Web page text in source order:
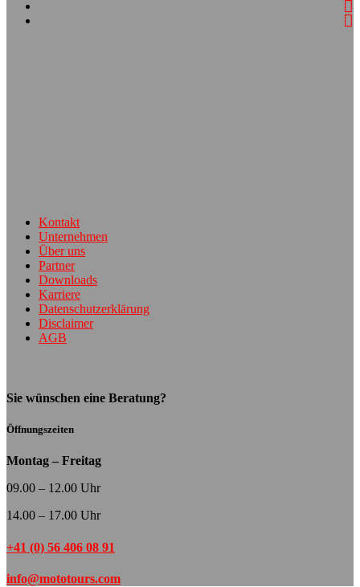
Kontakt
Unternehmen
Über uns
Partner
Downloads
Karriere
Datenschutzerklärung
Disclaimer
AGB
Sie wünschen eine Beratung?
Öffnungszeiten
Montag – Freitag
09.00 – 12.00 Uhr
14.00 – 17.00 Uhr
+41 (0) 56 406 08 91
info@mototours.com